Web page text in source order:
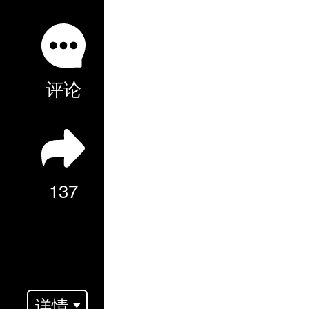
评论
137